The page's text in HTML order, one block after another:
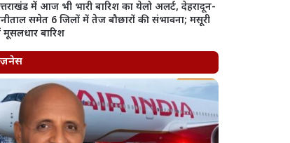
में आज भी भारी बारिश का येलो अलर्ट, देहरादून-
समेत 6 जिलों में तेज बौछारों की संभावना; मसूरी
मूसलधार बारिश